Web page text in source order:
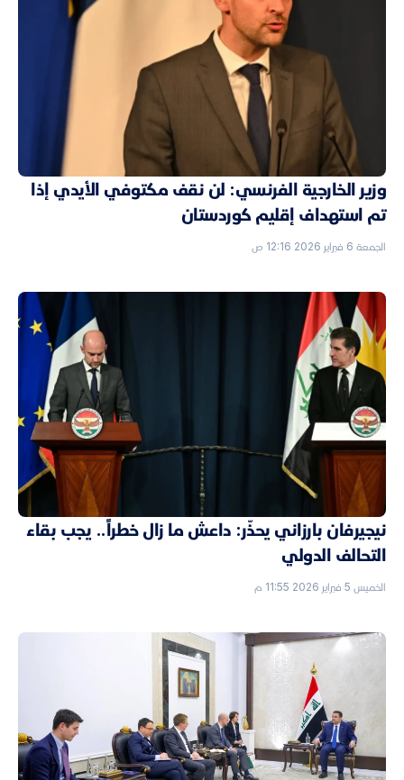
وزير الخارجية الفرنسي: لن نقف مكتوفي الأيدي إذا
تم استهداف إقليم كوردستان
الجمعة 6 فبراير 2026 12:16 ص
نيجيرفان بارزاني يحذّر: داعش ما زال خطراً.. يجب بقاء
التحالف الدولي
الخميس 5 فبراير 2026 11:55 م